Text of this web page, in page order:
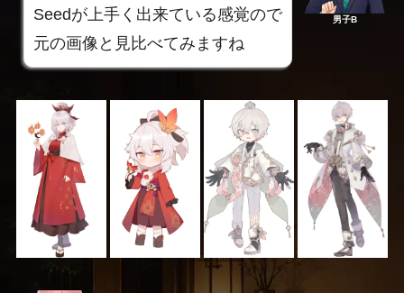
Seedが上手く出来ている感覚ので
元の画像と見比べてみますね
男子B